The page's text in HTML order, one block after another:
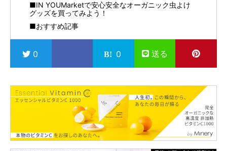
■IN YOUMarketで安心安全なオーガニック虫よけ
グッズを買ってみよう！
■おすすめ記事
0 0 送る